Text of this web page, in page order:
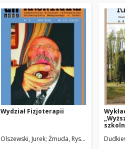
Wydział Fizjoterapii
Olszewski, Jurek Żmuda, Ryszard. Red. nacz.